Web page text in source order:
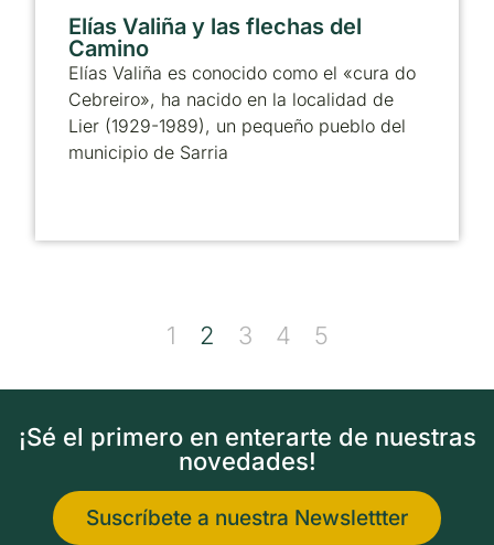
Elías Valiña y las flechas del
Camino
Elías Valiña es conocido como el «cura do
Cebreiro», ha nacido en la localidad de
Lier (1929-1989), un pequeño pueblo del
municipio de Sarria
1 2 3 4 5
¡Sé el primero en enterarte de nuestras
novedades!
Suscríbete a nuestra Newslettter